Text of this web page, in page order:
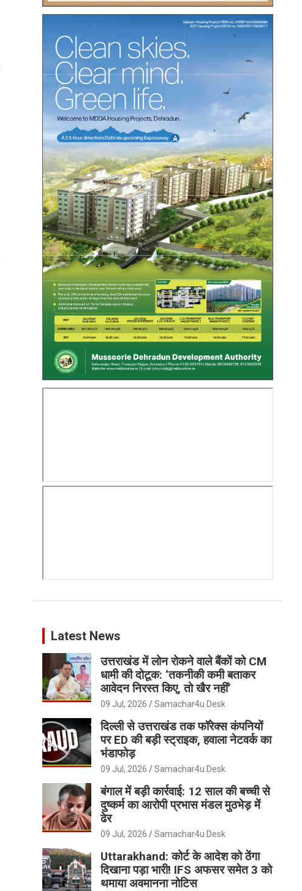
Latest News
उत्तराखंड में लोन रोकने वाले बैंकों को CM
धामी की दोटूक: ‘तकनीकी कमी बताकर
आवेदन निरस्त किए, तो खैर नहीं’
09 Jul, 2026 Samachar4u Desk
दिल्ली से उत्तराखंड तक फॉरेक्स कंपनियों
पर ED की बड़ी स्ट्राइक, हवाला नेटवर्क का
भंडाफोड़
09 Jul, 2026 Samachar4u Desk
बंगाल में बड़ी कार्रवाई: 12 साल की बच्ची से
दुष्कर्म का आरोपी प्रभास मंडल मुठभेड़ में
ढेर
09 Jul, 2026 Samachar4u Desk
Uttarakhand: कोर्ट के आदेश को ठेंगा
दिखाना पड़ा भारी! IFS अफसर समेत 3 को
थमाया अवमानना नोटिस